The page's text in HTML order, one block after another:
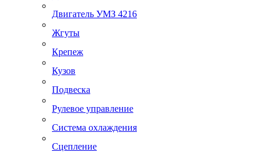
Двигатель УМЗ 4216
Жгуты
Крепеж
Кузов
Подвеска
Рулевое управление
Система охлаждения
Сцепление